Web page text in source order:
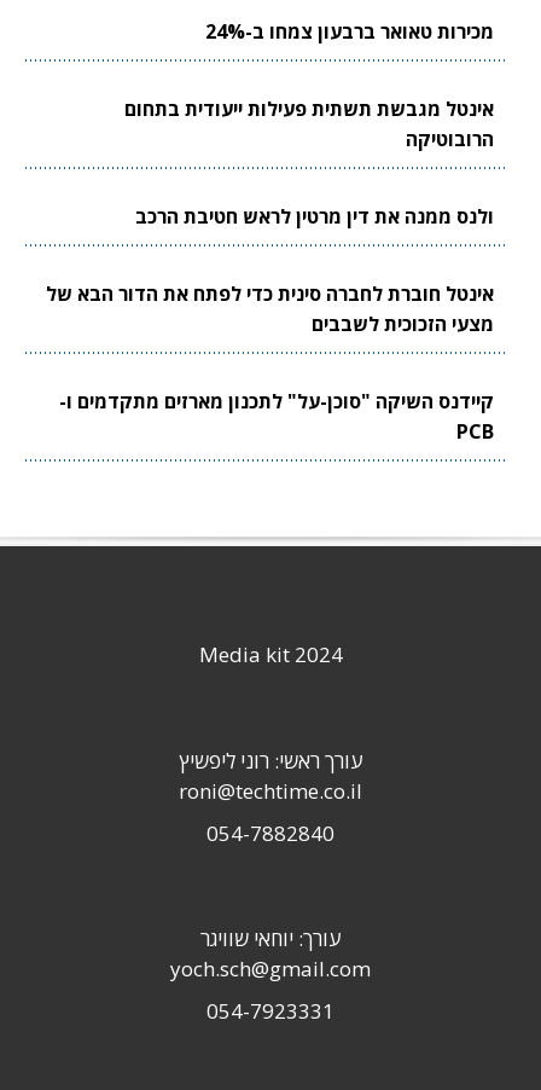
מכירות טאואר ברבעון צמחו ב-24%
אינטל מגבשת תשתית פעילות ייעודית בתחום
הרובוטיקה
ולנס ממנה את דין מרטין לראש חטיבת הרכב
אינטל חוברת לחברה סינית כדי לפתח את הדור הבא של
מצעי הזכוכית לשבבים
קיידנס השיקה "סוכן-על" לתכנון מארזים מתקדמים ו-
PCB
Media kit 2024
עורך ראשי: רוני ליפשיץ
roni@techtime.co.il
054-7882840
עורך: יוחאי שוויגר
yoch.sch@gmail.com
054-7923331